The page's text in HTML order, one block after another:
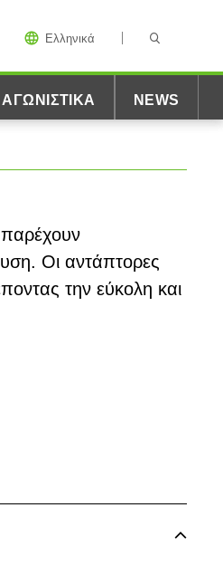
Ελληνικά
ΑΓΩΝΙΣΤΙΚΆ NEWS
Οι αντάπτορες
την εύκολη και